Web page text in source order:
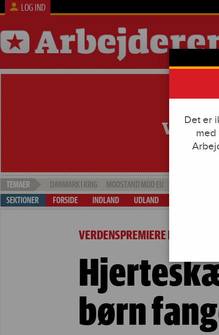
LOG IND
DANMARK I KRIG MODSTAND MOD EU
FORSIDE
INDLAND UDLAND
VERDENSPREMIERE I
børn
Det er